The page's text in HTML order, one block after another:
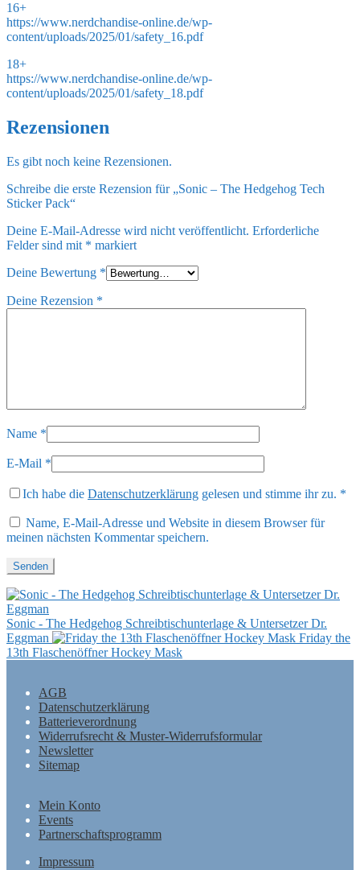
16+
https://www.nerdchandise-online.de/wp-
content/uploads/2025/01/safety_16.pdf
18+
https://www.nerdchandise-online.de/wp-
content/uploads/2025/01/safety_18.pdf
Rezensionen
Es gibt noch keine Rezensionen.
Schreibe die erste Rezension für „Sonic – The Hedgehog Tech
Sticker Pack“
Deine E-Mail-Adresse wird nicht veröffentlicht. Erforderliche
Felder sind mit * markiert
Deine Bewertung *
Deine Rezension *
Name *
E-Mail *
Ich habe die Datenschutzerklärung gelesen und stimme ihr zu. *
Name, E-Mail-Adresse und Website in diesem Browser für
meinen nächsten Kommentar speichern.
Sonic - The Hedgehog Schreibtischunterlage & Untersetzer Dr.
Eggman
Friday the
13th Flaschenöffner Hockey Mask
AGB
Datenschutzerklärung
Batterieverordnung
Widerrufsrecht & Muster-Widerrufsformular
Newsletter
Sitemap
Mein Konto
Events
Partnerschaftsprogramm
Impressum